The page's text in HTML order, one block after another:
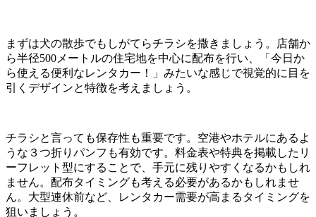
まずは犬の散歩でもしがてらチラシを撒きましょう。店舗か
ら半径500メートルの住宅地を中心に配布を行い、「今日か
ら使える便利なレンタカー！」みたいな感じで視覚的に目を
引くデザインと特徴を考えましょう。
チラシと言っても保存性も重要です。空港やホテルにあるよ
うな３つ折りパンフも有効です。料金表や特典を掲載したリ
ーフレット型にすることで、手元に残りやすくなるかもしれ
ません。配布タイミングも考える必要があるかもしれませ
ん。大型連休前など、レンタカー需要が高まるタイミングを
狙いましょう。